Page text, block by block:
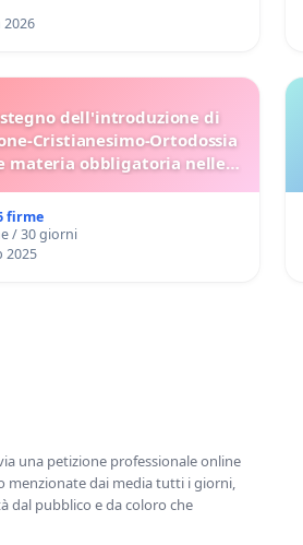
2026
dell'introduzione di
Cristianesimo-Ortodossia
materia obbligatoria nelle
firme
/ 30 giorni
2025
una petizione professionale online
menzionate dai media tutti i giorni,
dal pubblico e da coloro che